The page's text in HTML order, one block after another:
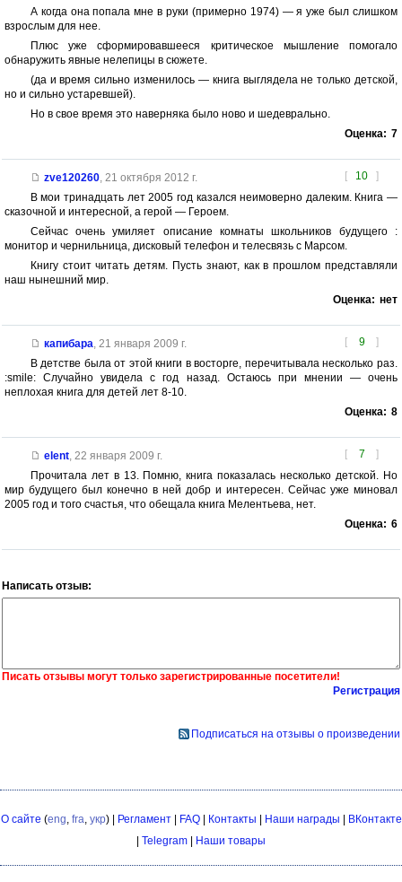
А когда она попала мне в руки (примерно 1974) — я уже был слишком
взрослым для нее.
Плюс уже сформировавшееся критическое мышление помогало
обнаружить явные нелепицы в сюжете.
(да и время сильно изменилось — книга выглядела не только детской,
но и сильно устаревшей).
Но в свое время это наверняка было ново и шедеврально.
Оценка: 7
[ 10 ]
zve120260, 21 октября 2012 г.
В мои тринадцать лет 2005 год казался неимоверно далеким. Книга —
сказочной и интересной, а герой — Героем.
Сейчас очень умиляет описание комнаты школьников будущего :
монитор и чернильница, дисковый телефон и телесвязь с Марсом.
Книгу стоит читать детям. Пусть знают, как в прошлом представляли
наш нынешний мир.
Оценка: нет
[ 9 ]
капибара, 21 января 2009 г.
В детстве была от этой книги в восторге, перечитывала несколько раз.
:smile: Случайно увидела с год назад. Остаюсь при мнении — очень
неплохая книга для детей лет 8-10.
Оценка: 8
[ 7 ]
elent, 22 января 2009 г.
Прочитала лет в 13. Помню, книга показалась несколько детской. Но
мир будущего был конечно в ней добр и интересен. Сейчас уже миновал
2005 год и того счастья, что обещала книга Мелентьева, нет.
Оценка: 6
Написать отзыв:
Писать отзывы могут только зарегистрированные посетители!
Регистрация
Подписаться на отзывы о произведении
О сайте (eng, fra, укр) | Регламент| FAQ| Контакты Наши награды
ВКонтакте
Telegram Наши товары